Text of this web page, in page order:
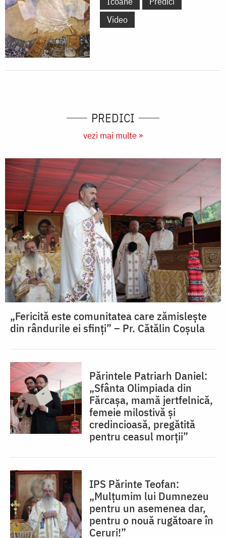
Video
PREDICI
vezi mai multe »
„Fericită este comunitatea care zămislește
din rândurile ei sfinți” – Pr. Cătălin Coșula
Părintele Patriarh Daniel:
„Sfânta Olimpiada din
Fărcașa, mamă jertfelnică,
femeie milostivă și
credincioasă, pregătită
pentru ceasul morții”
IPS Părinte Teofan:
„Mulțumim lui Dumnezeu
pentru un asemenea dar,
pentru o nouă rugătoare în
Ceruri!”